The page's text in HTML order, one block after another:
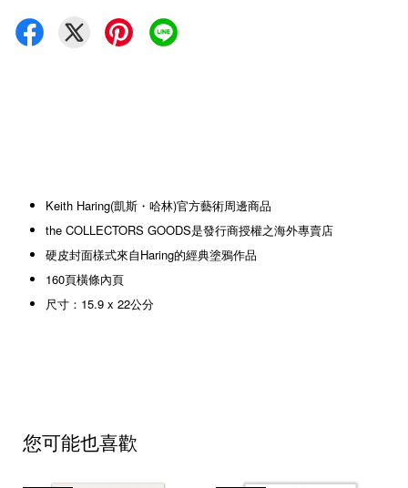
Keith Haring(凱斯・哈林)官方藝術周邊商品
the COLLECTORS GOODS是發行商授權之海外專賣店
硬皮封面樣式來自Haring的經典塗鴉作品
160頁橫條內頁
尺寸：15.9 x 22公分
您可能也喜歡